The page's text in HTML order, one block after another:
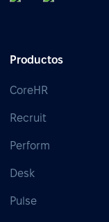
Productos
CoreHR
Recruit
Perform
Desk
Pulse